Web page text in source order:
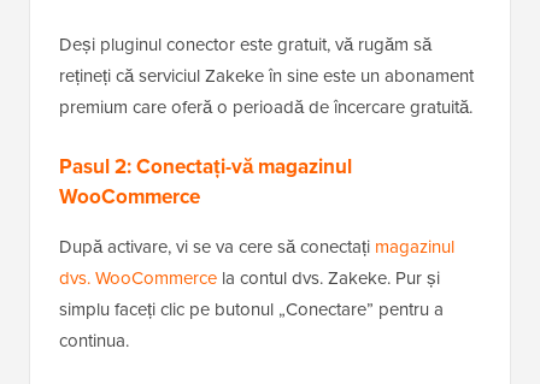
Deși pluginul conector este gratuit, vă rugăm să
rețineți că serviciul Zakeke în sine este un abonament
premium care oferă o perioadă de încercare gratuită.
Pasul 2: Conectați-vă magazinul
WooCommerce
După activare, vi se va cere să conectați magazinul
dvs. WooCommerce la contul dvs. Zakeke. Pur și
simplu faceți clic pe butonul „Conectare” pentru a
continua.